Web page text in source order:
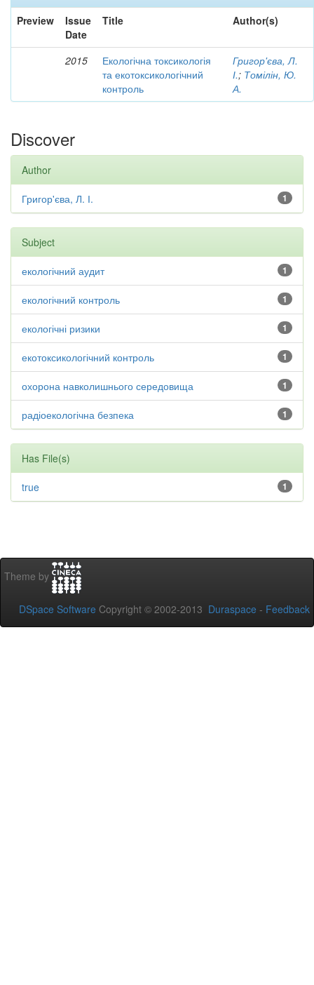
Preview
Issue
Date
Title Author(s)
2015
Екологічна токсикологія
та екотоксикологічний
контроль
Григор'єва, Л.
І.; Томілін, Ю.
А.
Discover
Author
1
Григор'єва, Л. І.
Subject
1
екологічний аудит
1
екологічний контроль
1
екологічні ризики
1
екотоксикологічний контроль
1
охорона навколишнього середовища
1
радіоекологічна безпека
Has File(s)
1
true
Theme by
DSpace Software Copyright © 2002-2013 Duraspace - Feedback